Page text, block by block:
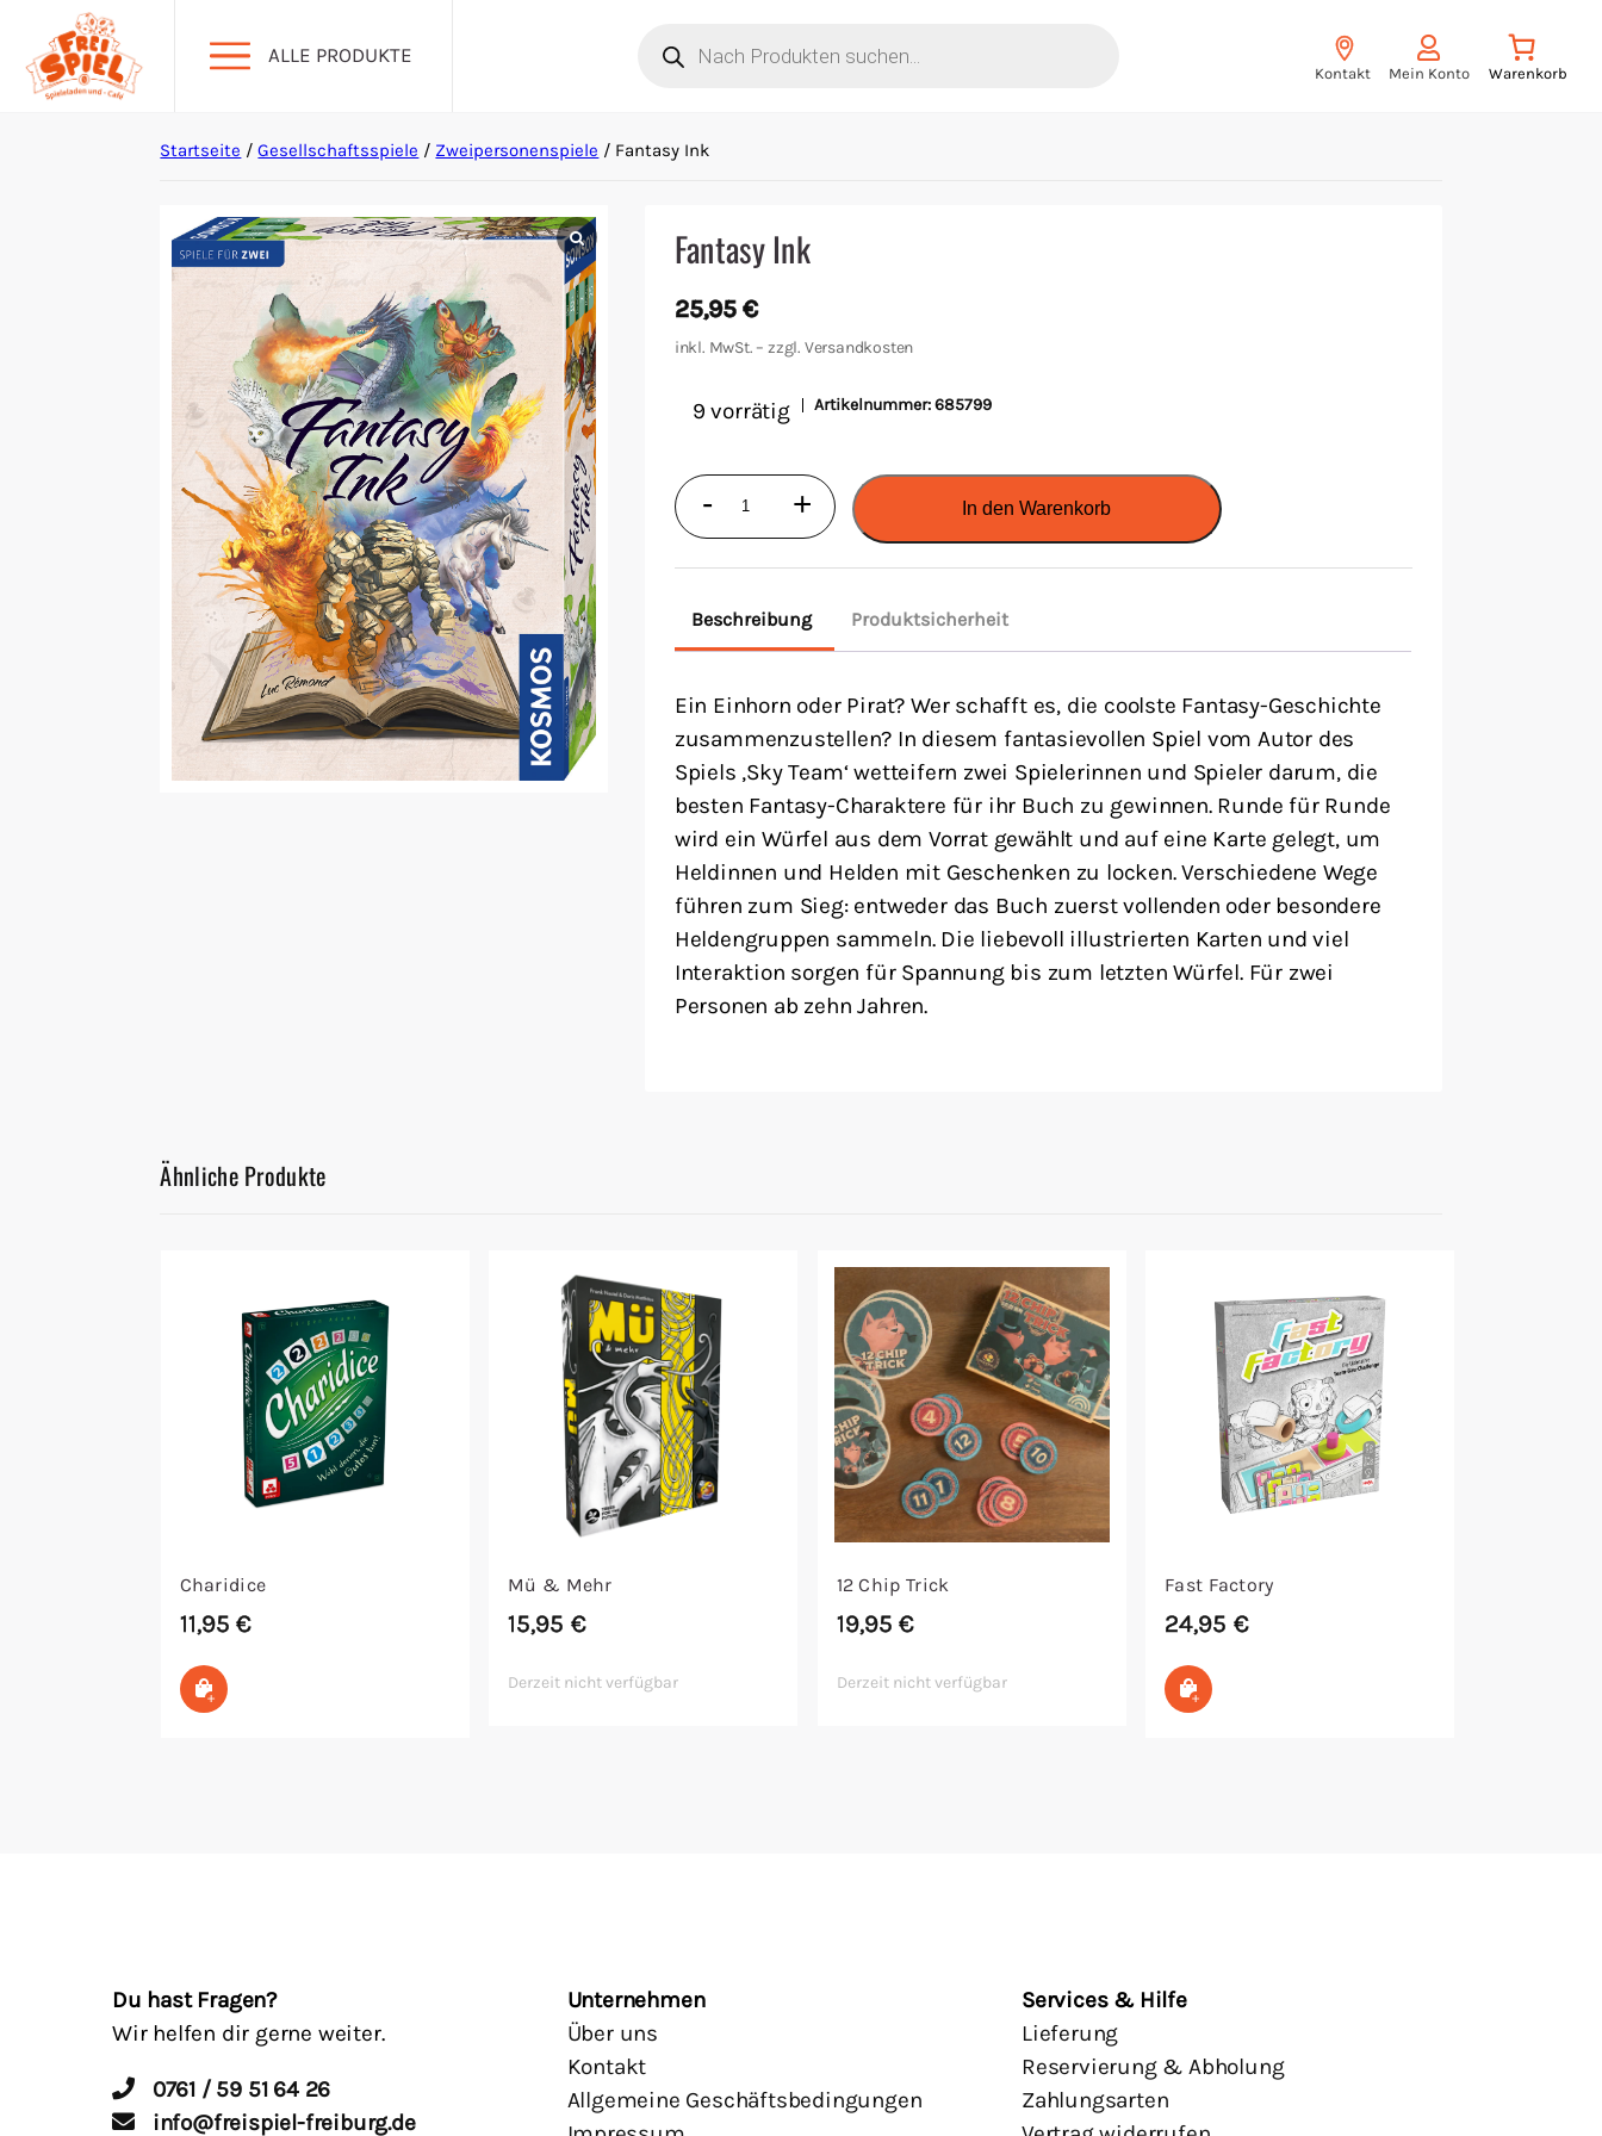
ALLE PRODUKTE
search
Kontakt Mein Konto
Gesellschaftsspiele
Living Card Games
Sammelkartenspiele
Startseite /Gesellschaftsspiele / Zweipersonenspiele / Fantasy Ink
Fantasy Ink
25,95€
inkl. MwSt. – zzgl. Versandkosten
9 vorrätig Artikelnummer:685799
-
Fantasy
Menge
+ In den Warenkorb
Beschreibung Produktsicherheit
Ein Einhorn oder Pirat? Wer schafft es, die coolste Fantasy-Geschichte
zusammenzustellen? In diesem fantasievollen Spiel vom Autor des
Spiels ‚Sky Team‘ wetteifern zwei Spielerinnen und Spieler darum, die
besten Fantasy-Charaktere für ihr Buch zu gewinnen. Runde für Runde
wird ein Würfel aus dem Vorrat gewählt und auf eine Karte gelegt, um
Heldinnen und Helden mit Geschenken zu locken. Verschiedene Wege
führen zum Sieg: entweder das Buch zuerst vollenden oder besondere
Heldengruppen sammeln. Die liebevoll illustrierten Karten und viel
Interaktion sorgen für Spannung bis zum letzten Würfel. Für zwei
Personen ab zehn Jahren.
Ähnliche Produkte
Charidice
11,95€
In den Warenkorb
Mü & Mehr
15,95 €
Derzeit nicht verfügbar
12 Chip Trick
19,95€
Derzeit nicht verfügbar
Fast Factory
24,95 €
In den Warenkorb
Du hast Fragen?
Wir helfen dir gerne weiter.
0761 / 59 51 64 26
info@freispiel-freiburg.de
Unternehmen
Über uns
Kontakt
Allgemeine Geschäftsbedingungen
Services & Hilfe
Lieferung
Reservierung & Abholung
Zahlungsarten